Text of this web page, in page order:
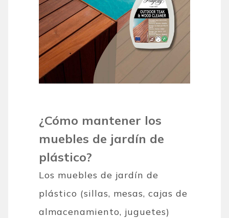
¿Cómo mantener los
muebles de jardín de
plástico?
Los muebles de jardín de
plástico (sillas, mesas, cajas de
almacenamiento, juguetes)